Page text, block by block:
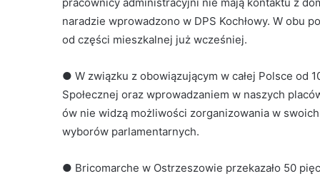
naradzie wprowadzono w DPS Kochłowy. W obu
od części mieszkalnej już wcześniej.
● W związku z obowiązującym w całej Polsce od
Społecznej oraz wprowadzaniem w naszych
ów nie widzą możliwości zorganizowania w
wyborów parlamentarnych.
● Bricomarche w Ostrzeszowie przekazało 50